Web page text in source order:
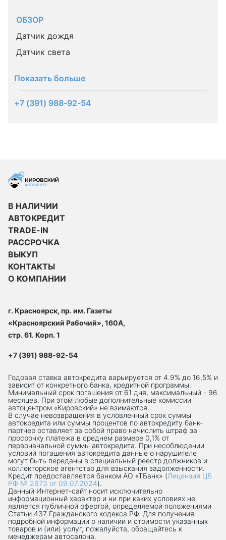
ОБЗОР
Датчик дождя
Датчик света
Показать больше
+7 (391) 988-92-54
В НАЛИЧИИ
АВТОКРЕДИТ
TRADE-IN
РАССРОЧКА
ВЫКУП
КОНТАКТЫ
О КОМПАНИИ
г. Красноярск, пр. им. Газеты
«Красноярский Рабочий», 160А,
стр. 61. Корп. 1
+7 (391) 988-92-54
Годовая ставка автокредита варьируется от 4.9% до 16,5% и
зависит от конкретного банка, кредитной программы.
Минимальный срок погашения от 61 дня, максимальный - 96
месяцев. При этом любые дополнительные комиссии
автоцентром «Кировский» не взимаются.
В случае невозвращения в условленный срок суммы
автокредита или суммы процентов по автокредиту банк-
партнер оставляет за собой право начислить штраф за
просрочку платежа в среднем размере 0,1% от
первоначальной суммы автокредита. При несоблюдении
условий погашения автокредита данные о нарушителе
могут быть переданы в специальный реестр должников и
коллекторское агентство для взыскания задолженности.
Кредит предоставляется банком АО «ТБанк» (Лицензия ЦБ
РФ № 2673 от 09.07.2024).
Данный Интернет-сaйт носит исключительно
информационный характер и ни при каких условиях не
является публичной офертой, определяемой положениями
Статьи 437 Гражданского кодекса РФ. Для получения
подробной информации о наличии и стоимости указанных
товаров и (или) услуг, пожалуйста, обращайтесь к
менеджерам автосалона.